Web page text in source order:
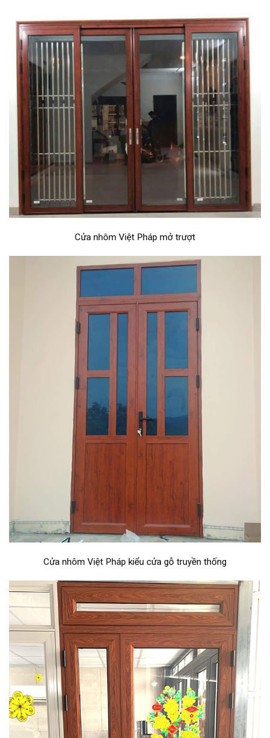
Cửa nhôm Việt Pháp mở trượt
Cửa nhôm Việt Pháp kiểu cửa gỗ truyền thống